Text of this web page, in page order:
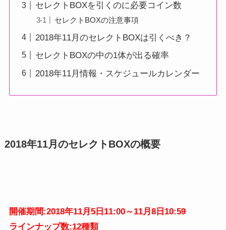
セレクトBOXを引くのに必要コイン数
セレクトBOXの注意事項
2018年11月のセレクトBOXは引くべき？
セレクトBOXの中の1体が出る確率
2018年11月情報・スケジュールカレンダー
2018年11月のセレクトBOXの概要
開催期間:2018年11月5日11:00～11月8日10:59
ラインナップ数:12種類